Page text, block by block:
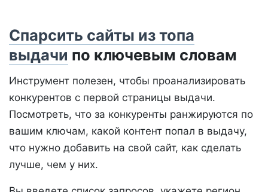
Спарсить сайты из топа
выдачи по ключевым словам
Инструмент полезен, чтобы проанализировать
конкурентов с первой страницы выдачи.
Посмотреть, что за конкуренты ранжируются по
вашим ключам, какой контент попал в выдачу,
что нужно добавить на свой сайт, как сделать
лучше, чем у них.